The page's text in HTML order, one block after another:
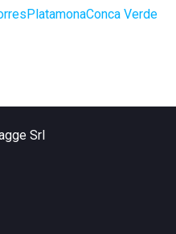
PlatamonaConca Verde
Srl